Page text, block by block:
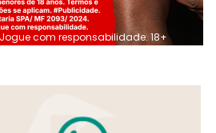
Jogue com responsabilidade. 18+